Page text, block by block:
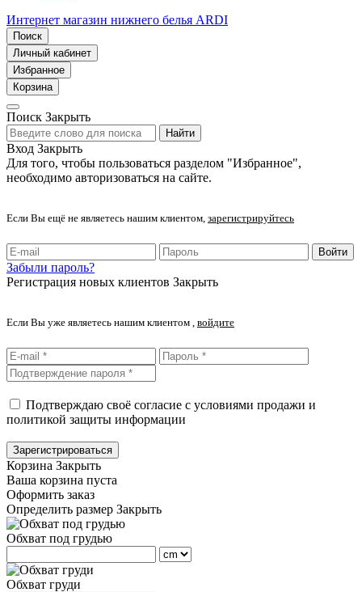
Интернет магазин нижнего белья ARDI
Поиск
Личный кабинет
Избранное
Корзина
Поиск Закрыть
Найти
Вход Закрыть
Для того, чтобы пользоваться разделом "Избранное",
необходимо авторизоваться на сайте.
Если Вы ещё не являетесь нашим клиентом, зарегистрируйтесь
Войти
Забыли пароль?
Регистрация новых клиентов Закрыть
Если Вы уже являетесь нашим клиентом , войдите
Подтверждаю своё согласие с условиями продажи и
политикой защиты информации
Зарегистрироваться
Корзина Закрыть
Ваша корзина пуста
Оформить заказ
Определить размер Закрыть
Обхват под грудью
Обхват груди